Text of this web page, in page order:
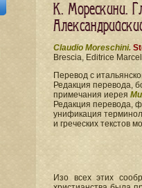
К. Морескини.
Claudio Moreschini.
Brescia, Editrice
Перевод с
Редакция перевода,
примечания иерея
Редакция перевода,
унификация
и греческих текстов
Изо всех этих